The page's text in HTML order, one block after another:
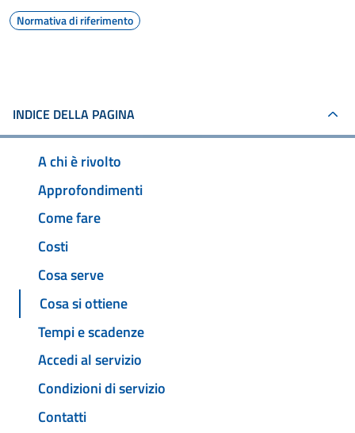
Normativa di riferimento
INDICE DELLA PAGINA
A chi è rivolto
Approfondimenti
Come fare
Costi
Cosa serve
Cosa si ottiene
Tempi e scadenze
Accedi al servizio
Condizioni di servizio
Contatti